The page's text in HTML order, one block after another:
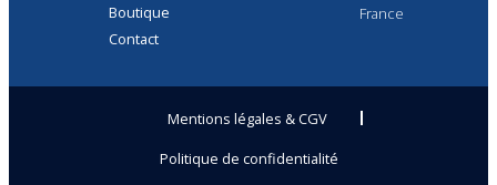
Boutique
Contact
France
Mentions légales & CGV
Politique de confidentialité